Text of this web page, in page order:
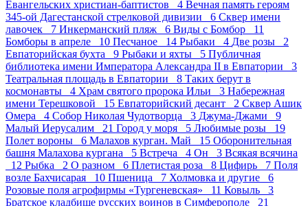
Евангельских христиан-баптистов 4 Вечная память героям
345-ой Дагестанской стрелковой дивизии 6 Сквер имени
лавочек 7 Инкерманский пляж 6 Виды с Бомбор 11
Бомборы в апреле 10 Песчаное 14 Рыбаки 4 Две розы 2
Евпаторийская бухта 9 Рыбаки и яхты 5 Публичная
библиотека имени Императора Александра II в Евпатории 3
Театральная площадь в Евпатории 8 Таких берут в
космонавты 4 Храм святого пророка Ильи 3 Набережная
имени Терешковой 15 Евпаторийский десант 2 Сквер Ашик
Омера 4 Собор Николая Чудотворца 3 Джума-Джами 9
Малый Иерусалим 21 Город у моря 5 Любимые розы 19
Полет вороны 6 Малахов курган. Май 15 Оборонительная
башня Малахова кургана 5 Встреча 4 Он 3 Всякая всячина
12 Рыбка 2 О разном 6 Плетистая роза 8 Цифирь 7 Поля
возле Бахчисарая 10 Пшеница 7 Холмовка и другие 6
Розовые поля агрофирмы «Тургеневская» 11 Ковыль 3
Братское кладбище русских воинов в Симферополе 21